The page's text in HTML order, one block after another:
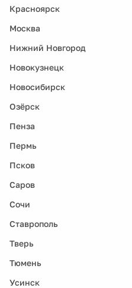
Красноярск
Москва
Нижний Новгород
Новокузнецк
Новосибирск
Озёрск
Пенза
Пермь
Псков
Саров
Сочи
Ставрополь
Тверь
Тюмень
Усинск